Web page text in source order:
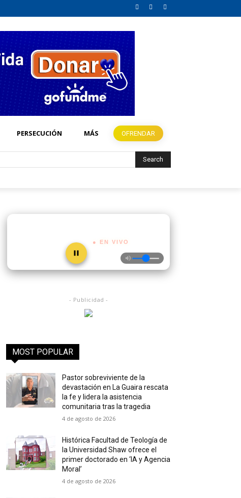
PERSECUCIÓN MÁS OFRENDAR
Search
● EN VIVO
- Publicidad -
MOST POPULAR
Pastor sobreviviente de la
devastación en La Guaira rescata
la fe y lidera la asistencia
comunitaria tras la tragedia
4 de agosto de 2026
Histórica Facultad de Teología de
la Universidad Shaw ofrece el
primer doctorado en ‘IA y Agencia
Moral’
4 de agosto de 2026